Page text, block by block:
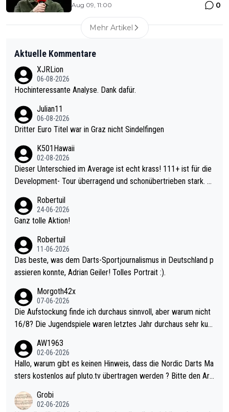
Aug 09, 11:00 0
Mehr Artikel
Aktuelle Kommentare
XJRLion
06-08-2026
Hochinteressante Analyse. Dank dafür.
Julian11
06-08-2026
Dritter Euro Titel war in Graz nicht Sindelfingen
K501Hawaii
02-08-2026
Dieser Unterschied im Average ist echt krass! 111+ ist für die
Development- Tour überragend und schonübertrieben stark. U
mal 40+ erst recht. Da gewinnst keinen Blumentopf - ist ja noc
h krasser wie ein Pokalspiel eines Kreisligisten vs einem Bund
Robertuil
24-06-2026
Ganz tolle Aktion!
Robertuil
11-06-2026
Das beste, was dem Darts-Sportjournalismus in Deutschland p
assieren konnte, Adrian Geiler! Tolles Portrait :).
Morgoth42x
07-06-2026
Die Aufstockung finde ich durchaus sinnvoll, aber warum nicht
16/8? Die Jugendspiele waren letztes Jahr durchaus sehr kurz
Allerdings ist Mitchell Lawrie als Nummer 1 der Welt eh qualifi
ziert. Somit ändert die automatische Qualifikation des Weltmei
sters erstmal nichts. Ich denke sie wollen damit für nächstes J
ohl wenig WDF Turniere spielen. Dies war bei Archie Self letzt
AW1963
02-06-2026
Hallo, warum gibt es keinen Hinweis, dass die Nordic Darts Ma
sters kostenlos auf pluto.tv übertragen werden ? Bitte den Arti
Grobi
02-06-2026